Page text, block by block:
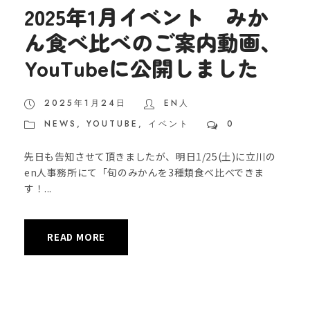
2025年1月イベント みか
ん食べ比べのご案内動画、
YouTubeに公開しました
2025年1月24日
EN人
NEWS , YOUTUBE , イベント 0
先日も告知させて頂きましたが、明日1/25(土)に立川の
en人事務所にて「旬のみかんを3種類食べ比べできま
す！...
READ MORE